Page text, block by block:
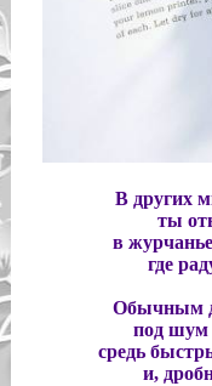
В других
ты
в
где
Обычным
под шум
средь
и,